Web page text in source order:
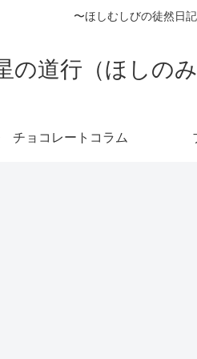
〜ほしむしびの徒然日
の道行（ほしのみ
チョコレートコラム